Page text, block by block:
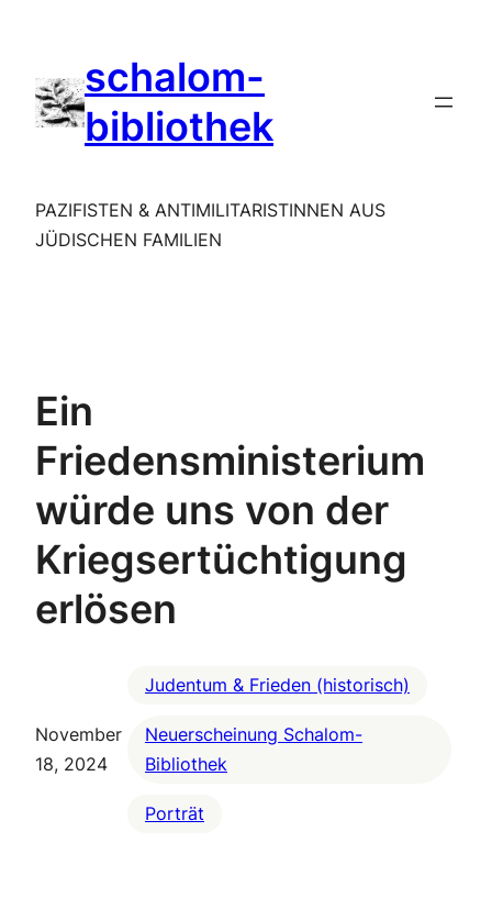
springen schalom-
bibliothek
PAZIFISTEN & ANTIMILITARISTINNEN AUS
JÜDISCHEN FAMILIEN
Ein
Friedensministerium
würde uns von der
Kriegsertüchtigung
erlösen
November
18, 2024
Judentum & Frieden (historisch)
Neuerscheinung Schalom-
Bibliothek
Porträt